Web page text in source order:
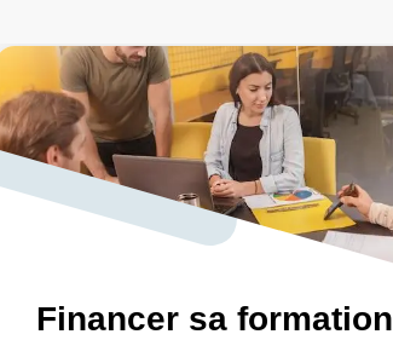
Financer sa formation